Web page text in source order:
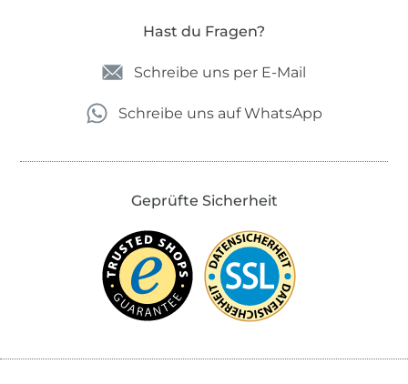
Hast du Fragen?
Schreibe uns per E-Mail
Schreibe uns auf WhatsApp
Geprüfte Sicherheit